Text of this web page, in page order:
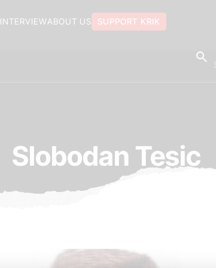
SUPPORT KRIK
ABOUT US
INTERVIEW
Slobodan Tesic